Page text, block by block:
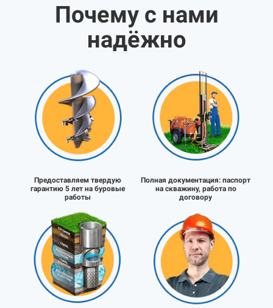
Почему с нами
надёжно
Предоставляем твердую
гарантию 5 лет на буровые
работы
Полная документация: паспорт
на скважину, работа по
договору